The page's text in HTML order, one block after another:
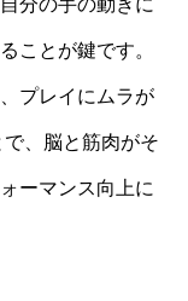
分の手の動きに
ことが鍵です。
プレイにムラが
、脳と筋肉がそ
ーマンス向上に